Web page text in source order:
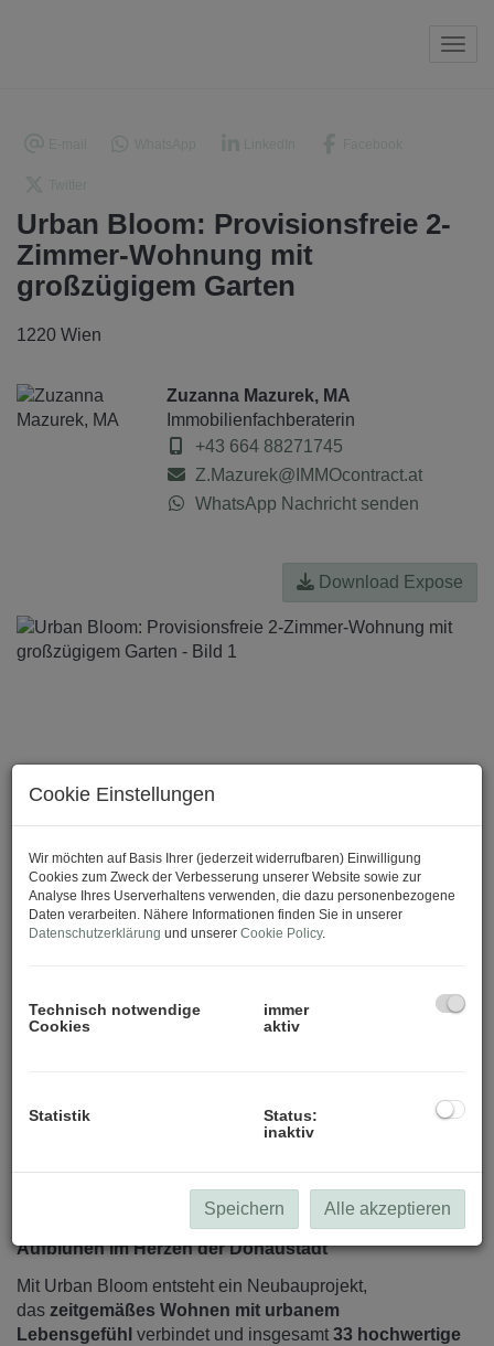
Urban Bloom: Provisionsfreie 2-
Zimmer-Wohnung mit
großzügigem Garten
1220 Wien
Zuzanna Mazurek, MA
Immobilienfachberaterin
+43 664 88271745
Z.Mazurek@IMMOcontract.at
WhatsApp Nachricht senden
Download Expose
Beschreibung
Aufblühen im Herzen der Donaustadt
Mit Urban Bloom entsteht ein Neubauprojekt,
das zeitgemäßes Wohnen mit urbanem
Lebensgefühl verbindet und insgesamt33 hochwertige
Cookie Einstellungen
Wir möchten auf Basis Ihrer (jederzeit widerrufbaren) Einwilligung
Cookies zum Zweck der Verbesserung unserer Website sowie zur
Analyse Ihres Userverhaltens verwenden, die dazu personenbezogene
Daten verarbeiten. Nähere Informationen finden Sie in unserer
Datenschutzerklärung und unserer Cookie Policy.
Technisch notwendige
Cookies
immer
aktiv
Statistik
Status:
inaktiv
Speichern Alle akzeptieren